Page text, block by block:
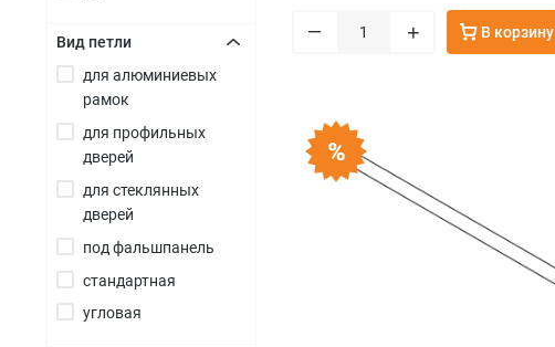
Вид петли
для алюминиевых
рамок
для профильных
дверей
для стеклянных
дверей
под фальшпанель
стандартная
угловая
– + В корзину